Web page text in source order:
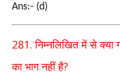
Ans:- (d)
281.निम्नलिखित में से क्या
का भाग नहीं है?